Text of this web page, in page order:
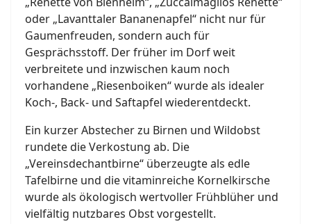
oder „Lavanttaler Bananenapfel“ nicht nur für
Gaumenfreuden, sondern auch für
Gesprächsstoff. Der früher im Dorf weit
verbreitete und inzwischen kaum noch
vorhandene „Riesenboiken“ wurde als idealer
Koch-, Back- und Saftapfel wiederentdeckt.
Ein kurzer Abstecher zu Birnen und Wildobst
rundete die Verkostung ab. Die
„Vereinsdechantbirne“ überzeugte als edle
Tafelbirne und die vitaminreiche Kornelkirsche
wurde als ökologisch wertvoller Frühblüher und
vielfältig nutzbares Obst vorgestellt.